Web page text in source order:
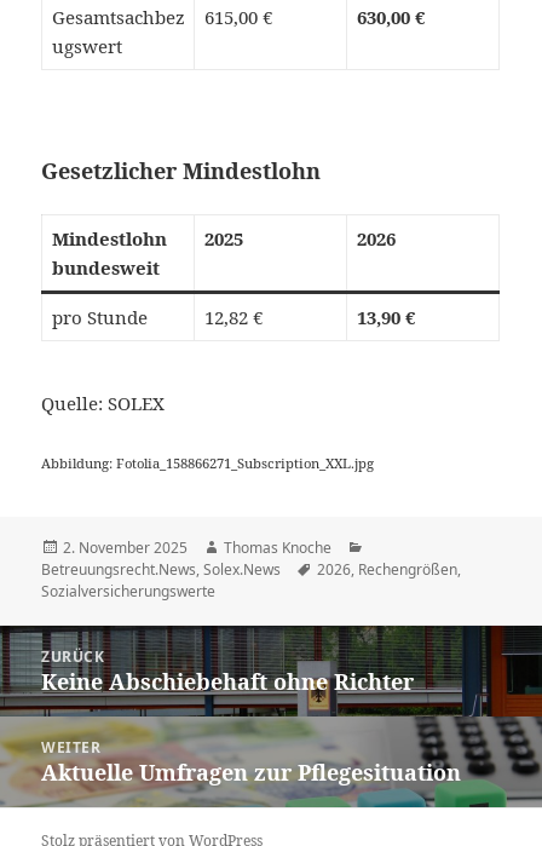
Gesamtsachbez
ugswert
615,00 € 630,00 €
Gesetzlicher Mindestlohn
Mindestlohn
bundesweit
2025 2026
pro Stunde 12,82 € 13,90 €
Quelle: SOLEX
Abbildung: Fotolia_158866271_Subscription_XXL.jpg
Veröffentlicht
am
2. November 2025 Autor
Thomas Knoche
Betreuungsrecht.News,Solex.News Schlagwörter
2026, Rechengrößen,
Sozialversicherungswerte
Beitragsnavigation
ZURÜCK
Vorheriger
Beitrag:
Keine Abschiebehaft ohne Richter
WEITER
Nächster
Beitrag:
Aktuelle Umfragen zur Pflegesituation
Stolz präsentiert von WordPress